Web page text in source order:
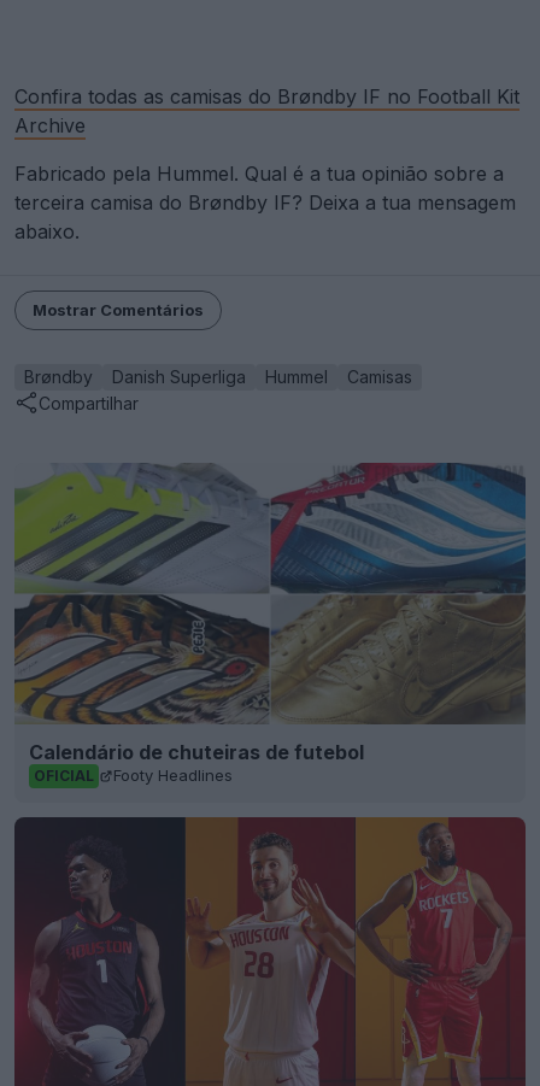
Confira todas as camisas do Brøndby IF no Football Kit
Archive
Fabricado pela Hummel. Qual é a tua opinião sobre a
terceira camisa do Brøndby IF? Deixa a tua mensagem
abaixo.
Mostrar Comentários
Brøndby Danish Superliga Hummel
Camisas
Compartilhar
Calendário de chuteiras de futebol
OFICIAL Footy Headlines